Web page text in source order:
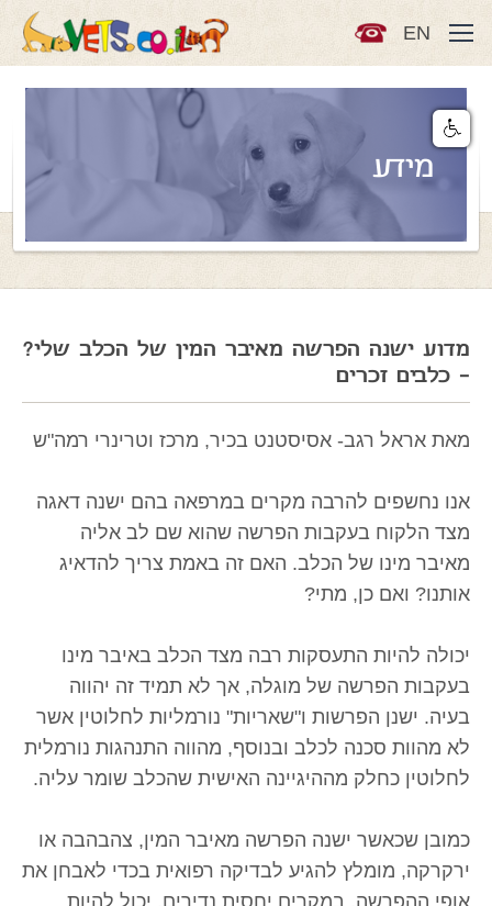
EN
מידע
מדוע ישנה הפרשה מאיבר המין של הכלב שלי?
- כלבים זכרים
מאת אראל רגב- אסיסטנט בכיר, מרכז וטרינרי רמה"ש
אנו נחשפים להרבה מקרים במרפאה בהם ישנה דאגה
מצד הלקוח בעקבות הפרשה שהוא שם לב אליה
מאיבר מינו של הכלב. האם זה באמת צריך להדאיג
אותנו? ואם כן, מתי?
יכולה להיות התעסקות רבה מצד הכלב באיבר מינו
בעקבות הפרשה של מוגלה, אך לא תמיד זה יהווה
בעיה. ישנן הפרשות ו"שאריות" נורמליות לחלוטין אשר
לא מהוות סכנה לכלב ובנוסף, מהווה התנהגות נורמלית
לחלוטין כחלק מההיגיינה האישית שהכלב שומר עליה.
כמובן שכאשר ישנה הפרשה מאיבר המין, צהבהבה או
ירקרקה, מומלץ להגיע לבדיקה רפואית בכדי לאבחן את
אופי ההפרשה. במקרים יחסית נדירים, יכול להיות